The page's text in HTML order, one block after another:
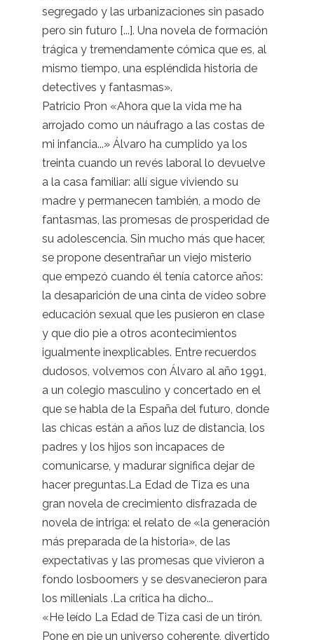
segregado y las urbanizaciones sin pasado
pero sin futuro [...]. Una novela de formación
trágica y tremendamente cómica que es, al
mismo tiempo, una espléndida historia de
detectives y fantasmas».
Patricio Pron «Ahora que la vida me ha
arrojado como un náufrago a las costas de
mi infancia...» Álvaro ha cumplido ya los
treinta cuando un revés laboral lo devuelve
a la casa familiar: allí sigue viviendo su
madre y permanecen también, a modo de
fantasmas, las promesas de prosperidad de
su adolescencia. Sin mucho más que hacer,
se propone desentrañar un viejo misterio
que empezó cuando él tenía catorce años:
la desaparición de una cinta de vídeo sobre
educación sexual que les pusieron en clase
y que dio pie a otros acontecimientos
igualmente inexplicables. Entre recuerdos
dudosos, volvemos con Álvaro al año 1991,
a un colegio masculino y concertado en el
que se habla de la España del futuro, donde
las chicas están a años luz de distancia, los
padres y los hijos son incapaces de
comunicarse, y madurar significa dejar de
hacer preguntas.La Edad de Tiza es una
gran novela de crecimiento disfrazada de
novela de intriga: el relato de «la generación
más preparada de la historia», de las
expectativas y las promesas que vivieron a
fondo losboomers y se desvanecieron para
los millenials .La crítica ha dicho...
«He leído La Edad de Tiza casi de un tirón.
Pone en pie un universo coherente, divertido